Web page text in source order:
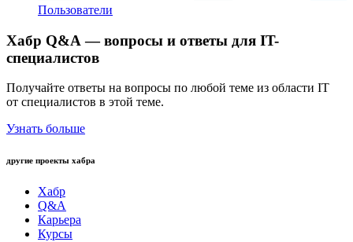
Пользователи
Хабр Q&A — вопросы и ответы для IT-
специалистов
Получайте ответы на вопросы по любой теме из области IT
от специалистов в этой теме.
Узнать больше
другие проекты хабра
Хабр
Q&A
Карьера
Курсы